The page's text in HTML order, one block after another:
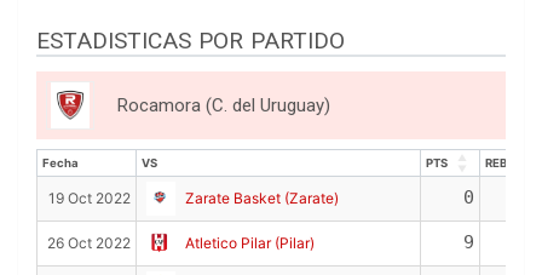
ESTADISTICAS POR PARTIDO
Rocamora (C. del Uruguay)
Fecha VS PTS
REB
19 Oct 2022 Zarate Basket (Zarate) 0
26 Oct 2022 Atletico Pilar (Pilar) 9